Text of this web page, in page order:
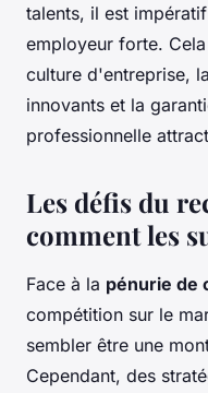
talents, il est
employeur forte.
culture d'entreprise,
innovants et la
professionnelle
Les défis du
comment les
Face à la pénurie de
compétition sur le
sembler être une
Cependant, des